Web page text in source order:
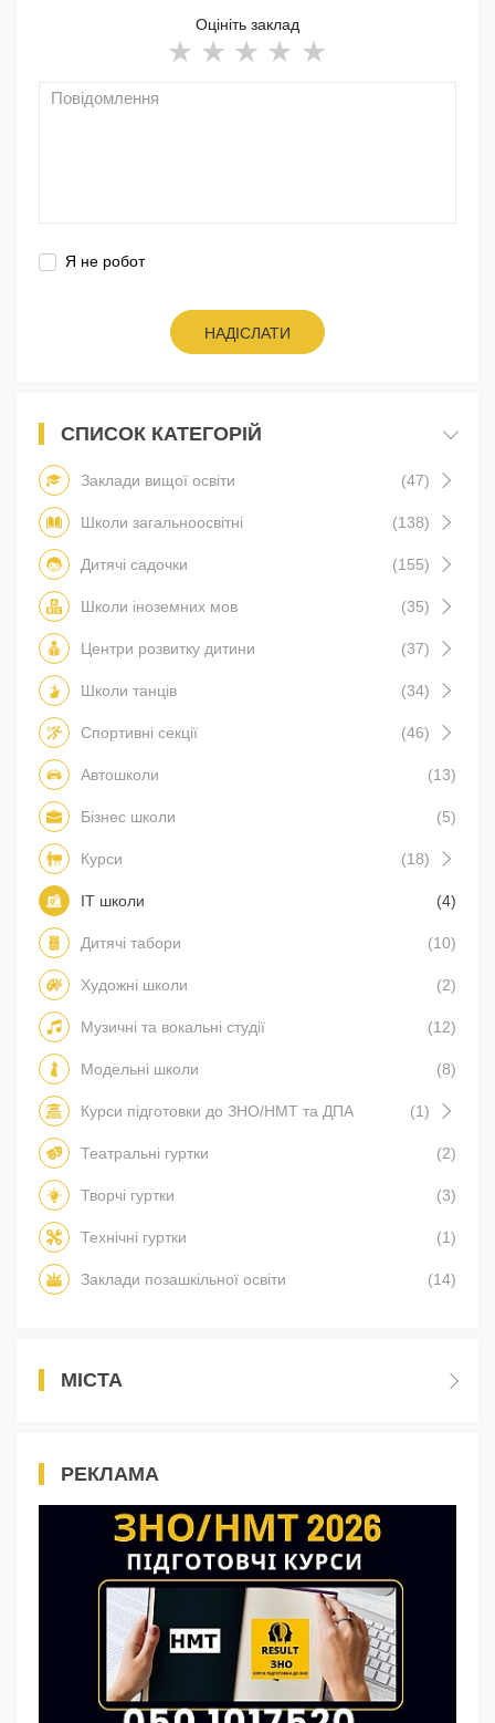
Оцініть заклад
Я не робот
НАДІСЛАТИ
СПИСОК КАТЕГОРІЙ
Заклади вищої освіти (47)
Школи загальноосвітні (138)
Дитячі садочки (155)
Школи іноземних мов (35)
Центри розвитку дитини (37)
Школи танців (34)
Спортивні секції (46)
Автошколи (13)
Бізнес школи (5)
Курси (18)
IT школи (4)
Дитячі табори (10)
Художні школи (2)
Музичні та вокальні студії (12)
Модельні школи (8)
Курси підготовки до ЗНО/НМТ та ДПА (1)
Театральні гуртки (2)
Творчі гуртки (3)
Технічні гуртки (1)
Заклади позашкільної освіти (14)
МІСТА
РЕКЛАМА